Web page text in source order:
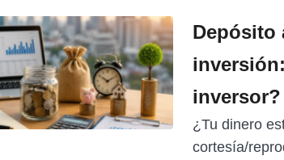
Depósito
inversor?
¿Tu dinero
cortesía/